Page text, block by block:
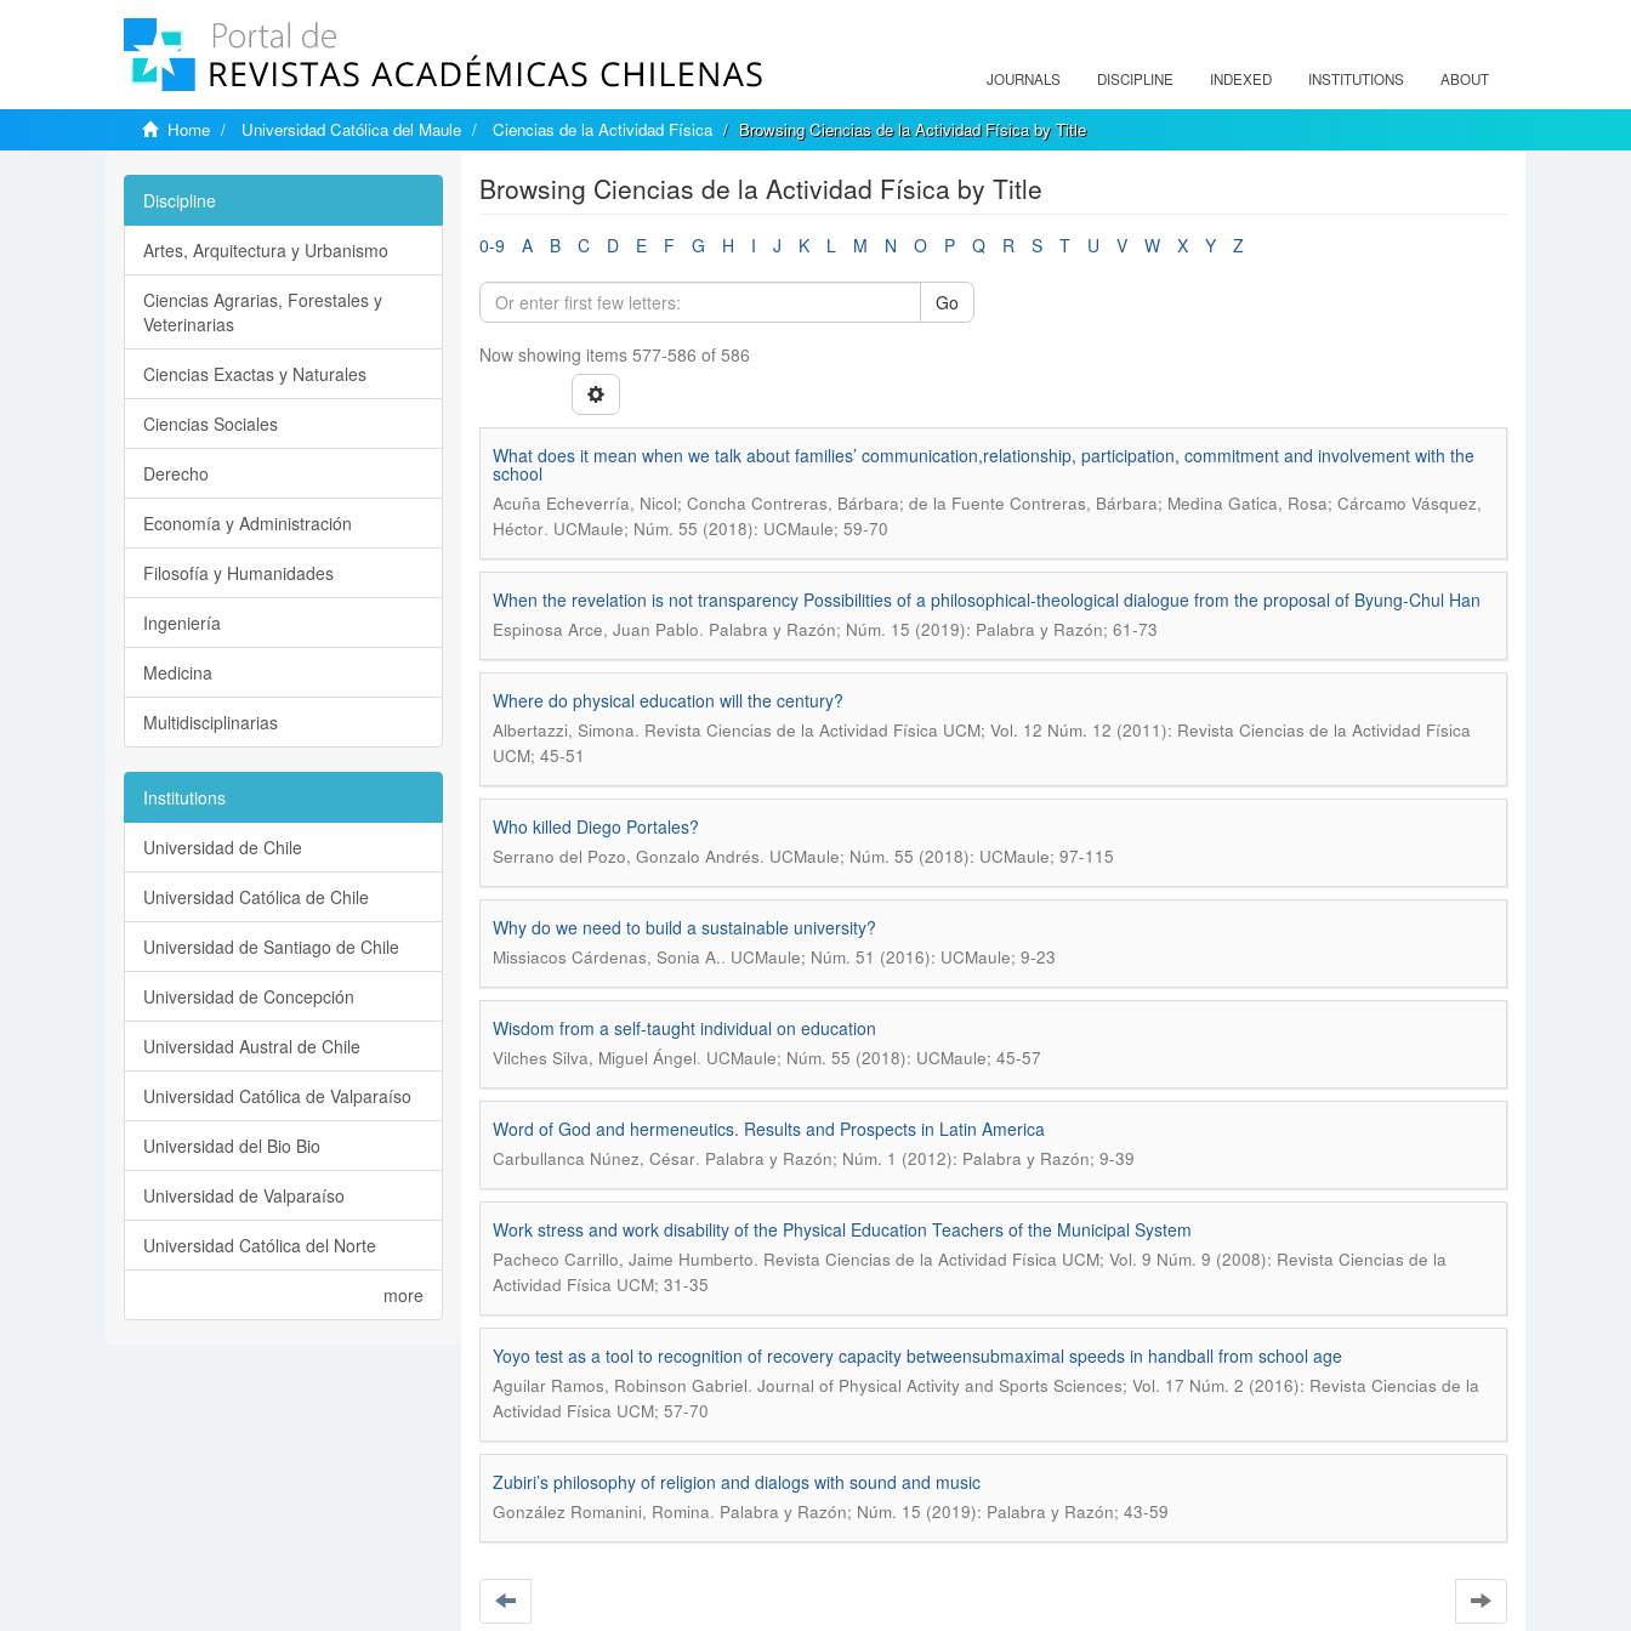
JOURNALS DISCIPLINE INDEXED INSTITUTIONS ABOUT
Home Universidad Católica del Maule Ciencias de la Actividad Física Browsing Ciencias de la Actividad Física by Title
Browsing Ciencias de la Actividad Física by Title
0-9 A B C D E F G H I J K L M N O P Q R S T U V W X Y Z
Go
Now showing items 577-586 of 586
What does it mean when we talk about families’ communication,relationship, participation, commitment and involvement with the
school
Acuña Echeverría, Nicol; Concha Contreras, Bárbara; de la Fuente Contreras, Bárbara; Medina Gatica, Rosa; Cárcamo Vásquez,
Héctor. UCMaule; Núm. 55 (2018): UCMaule; 59-70
When the revelation is not transparency Possibilities of a philosophical-theological dialogue from the proposal of Byung-Chul Han
Espinosa Arce, Juan Pablo. Palabra y Razón; Núm. 15 (2019): Palabra y Razón; 61-73
Where do physical education will the century?
Albertazzi, Simona. Revista Ciencias de la Actividad Física UCM; Vol. 12 Núm. 12 (2011): Revista Ciencias de la Actividad Física
UCM; 45-51
Who killed Diego Portales?
Serrano del Pozo, Gonzalo Andrés. UCMaule; Núm. 55 (2018): UCMaule; 97-115
Why do we need to build a sustainable university?
Missiacos Cárdenas, Sonia A.. UCMaule; Núm. 51 (2016): UCMaule; 9-23
Wisdom from a self-taught individual on education
Vilches Silva, Miguel Ángel. UCMaule; Núm. 55 (2018): UCMaule; 45-57
Word of God and hermeneutics. Results and Prospects in Latin America
Carbullanca Núnez, César. Palabra y Razón; Núm. 1 (2012): Palabra y Razón; 9-39
Work stress and work disability of the Physical Education Teachers of the Municipal System
Pacheco Carrillo, Jaime Humberto. Revista Ciencias de la Actividad Física UCM; Vol. 9 Núm. 9 (2008): Revista Ciencias de la
Actividad Física UCM; 31-35
Yoyo test as a tool to recognition of recovery capacity betweensubmaximal speeds in handball from school age
Aguilar Ramos, Robinson Gabriel. Journal of Physical Activity and Sports Sciences; Vol. 17 Núm. 2 (2016): Revista Ciencias de la
Actividad Física UCM; 57-70
Zubiri’s philosophy of religion and dialogs with sound and music
González Romanini, Romina. Palabra y Razón; Núm. 15 (2019): Palabra y Razón; 43-59
Discipline
Artes, Arquitectura y Urbanismo
Ciencias Agrarias, Forestales y
Veterinarias
Ciencias Exactas y Naturales
Ciencias Sociales
Derecho
Economía y Administración
Filosofía y Humanidades
Ingeniería
Medicina
Multidisciplinarias
Institutions
Universidad de Chile
Universidad Católica de Chile
Universidad de Santiago de Chile
Universidad de Concepción
Universidad Austral de Chile
Universidad Católica de Valparaíso
Universidad del Bio Bio
Universidad de Valparaíso
Universidad Católica del Norte
more